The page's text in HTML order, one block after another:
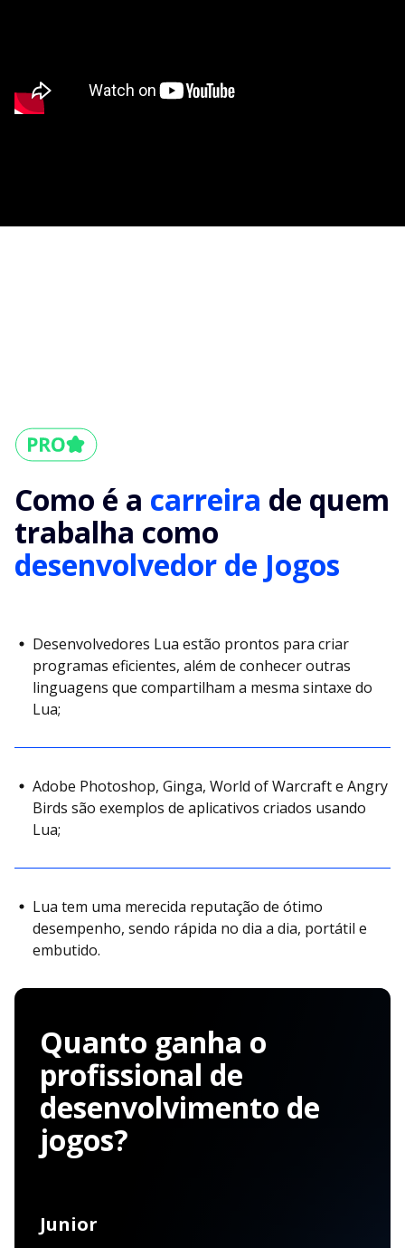
Como é a carreira de quem
trabalha como
desenvolvedor de Jogos
Desenvolvedores Lua estão prontos para criar
programas eficientes, além de conhecer outras
linguagens que compartilham a mesma sintaxe do
Lua;
Adobe Photoshop, Ginga, World of Warcraft e Angry
Birds são exemplos de aplicativos criados usando
Lua;
Lua tem uma merecida reputação de ótimo
desempenho, sendo rápida no dia a dia, portátil e
embutido.
Quanto ganha o
profissional de
desenvolvimento de
jogos?
Junior